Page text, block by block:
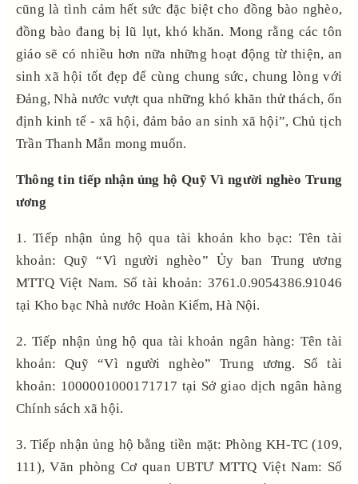
cũng là tình cảm hết sức đặc biệt cho đồng bào nghèo,
đồng bào đang bị lũ lụt, khó khăn. Mong rằng các tôn
giáo sẽ có nhiều hơn nữa những hoạt động từ thiện, an
sinh xã hội tốt đẹp để cùng chung sức, chung lòng với
Đảng, Nhà nước vượt qua những khó khăn thử thách, ổn
định kinh tế - xã hội, đảm bảo an sinh xã hội”, Chủ tịch
Trần Thanh Mẫn mong muốn.
Thông tin tiếp nhận ủng hộ Quỹ Vì người nghèo Trung
ương
1. Tiếp nhận ủng hộ qua tài khoản kho bạc: Tên tài
khoản: Quỹ “Vì người nghèo” Ủy ban Trung ương
MTTQ Việt Nam. Số tài khoản: 3761.0.9054386.91046
tại Kho bạc Nhà nước Hoàn Kiếm, Hà Nội.
2. Tiếp nhận ủng hộ qua tài khoản ngân hàng: Tên tài
khoản: Quỹ “Vì người nghèo” Trung ương. Số tài
khoản: 1000001000171717 tại Sở giao dịch ngân hàng
Chính sách xã hội.
3. Tiếp nhận ủng hộ bằng tiền mặt: Phòng KH-TC (109,
111), Văn phòng Cơ quan UBTƯ MTTQ Việt Nam: Số